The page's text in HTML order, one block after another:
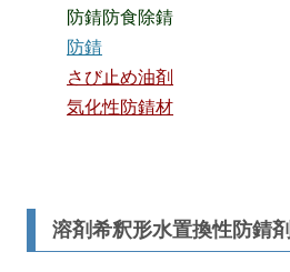
防錆防食除錆
防錆
さび止め油剤
気化性防錆材
溶剤希釈形水置換性防錆剤